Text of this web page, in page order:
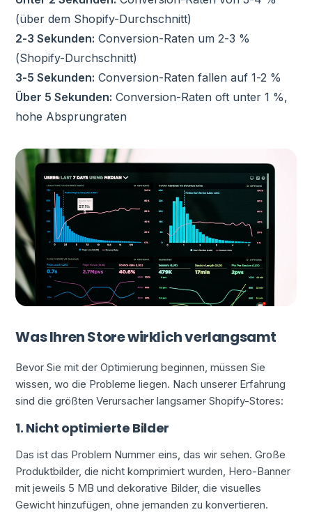
(über dem Shopify-Durchschnitt)
2-3 Sekunden: Conversion-Raten um 2-3 %
(Shopify-Durchschnitt)
3-5 Sekunden: Conversion-Raten fallen auf 1-2 %
Über 5 Sekunden: Conversion-Raten oft unter 1 %,
hohe Absprungraten
Was Ihren Store wirklich verlangsamt
Bevor Sie mit der Optimierung beginnen, müssen Sie
wissen, wo die Probleme liegen. Nach unserer Erfahrung
sind die größten Verursacher langsamer Shopify-Stores:
1. Nicht optimierte Bilder
Das ist das Problem Nummer eins, das wir sehen. Große
Produktbilder, die nicht komprimiert wurden, Hero-Banner
mit jeweils 5 MB und dekorative Bilder, die visuelles
Gewicht hinzufügen, ohne jemanden zu konvertieren.